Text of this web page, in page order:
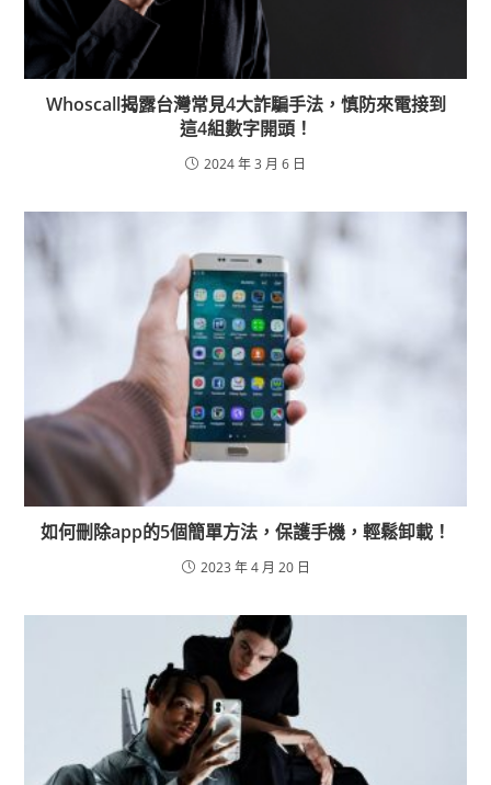
Whoscall揭露台灣常見4大詐騙手法，慎防來電接到
這4組數字開頭！
2024 年 3 月 6 日
如何刪除app的5個簡單方法，保護手機，輕鬆卸載！
2023 年 4 月 20 日